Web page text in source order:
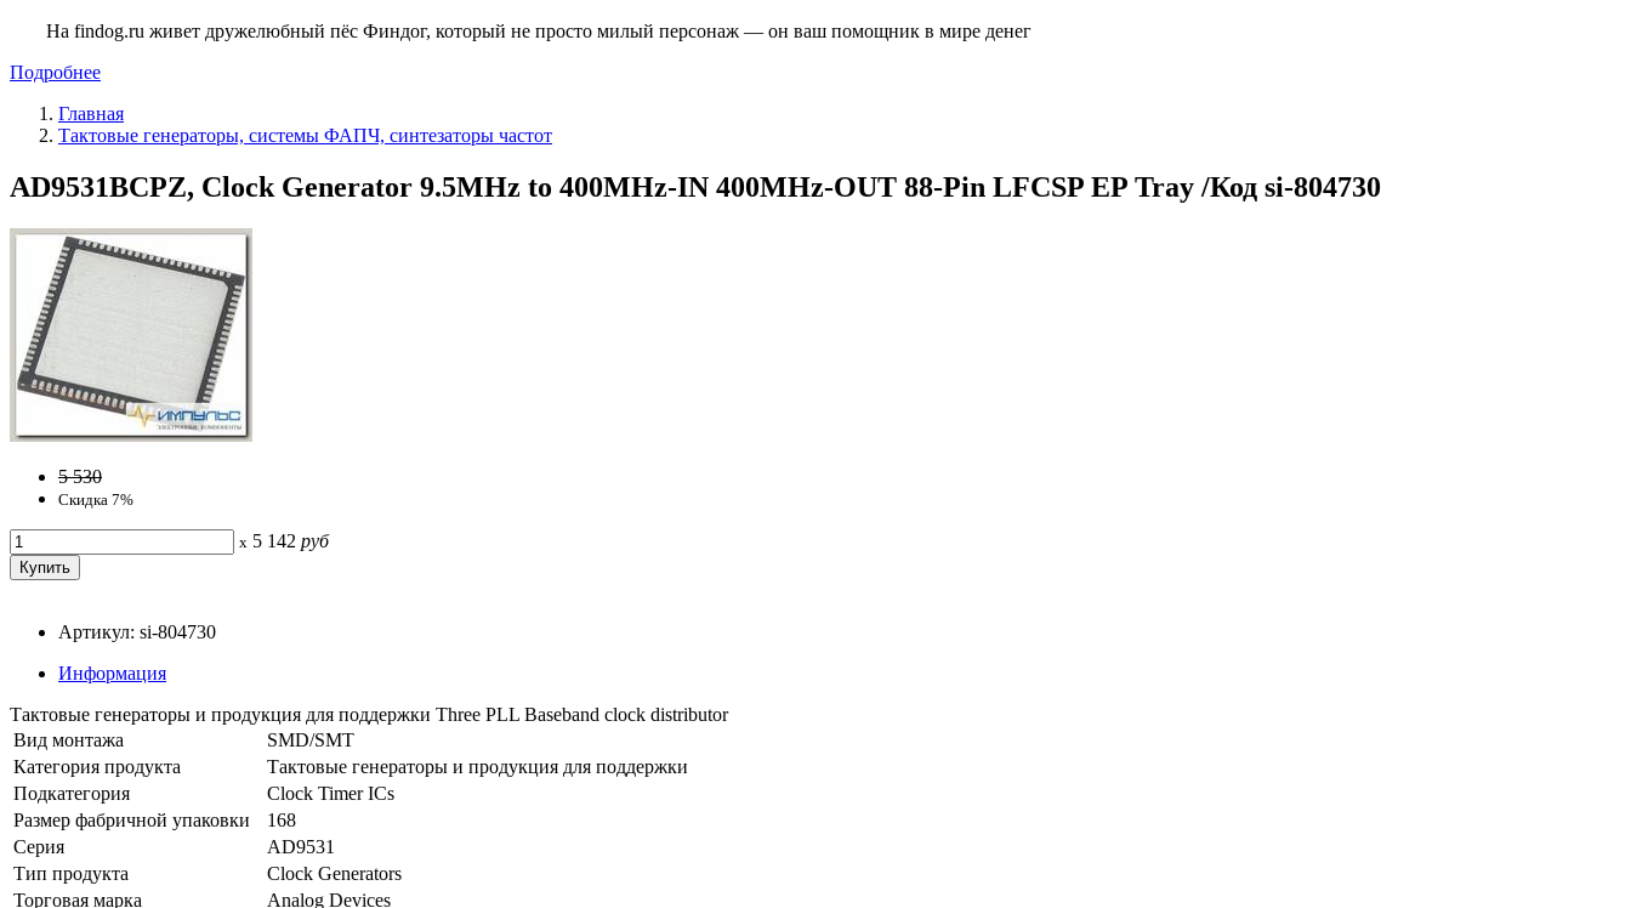
На findog.ru живет дружелюбный пёс Финдог, который не просто милый персонаж — он ваш помощник в мире денег
Подробнее
Главная
Тактовые генераторы, системы ФАПЧ, синтезаторы частот
AD9531BCPZ, Clock Generator 9.5MHz to 400MHz-IN 400MHz-OUT 88-Pin LFCSP EP Tray /Код si-804730
5 530
Скидка 7%
x 5 142 руб
Артикул: si-804730
Информация
Тактовые генераторы и продукция для поддержки Three PLL Baseband clock distributor
Вид монтажа
SMD/SMT
Категория продукта
Тактовые генераторы и продукция для поддержки
Подкатегория
Clock Timer ICs
Размер фабричной упаковки
168
Серия
AD9531
Тип продукта
Clock Generators
Торговая марка
Analog Devices